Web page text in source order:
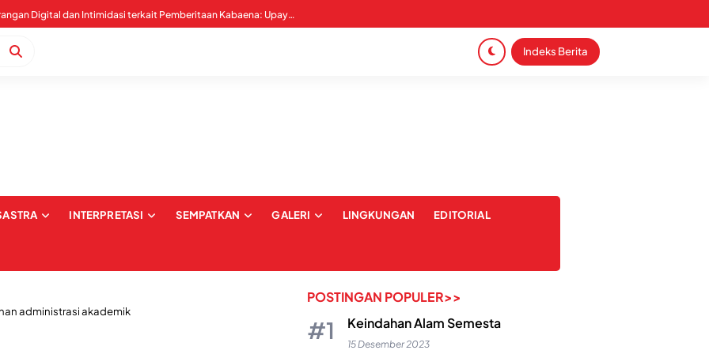
Upaya Pembungkaman Ketua Dema FEBI Hingga Oknum Tak Dikenal, AJI: Ini Ancaman Kebebebasan Pers
Indeks Berita
INTERPRETASI SEMPATKAN GALERI LINGKUNGAN EDITORIAL
administrasi akademik
POSTINGAN POPULER>>
Keindahan Alam Semesta
15 Desember 2023